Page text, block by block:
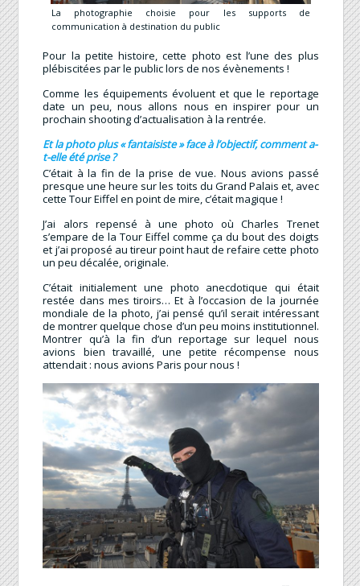
La photographie choisie pour les supports de
communication à destination du public
Pour la petite histoire, cette photo est l’une des plus
plébiscitées par le public lors de nos évènements !
Comme les équipements évoluent et que le reportage
date un peu, nous allons nous en inspirer pour un
prochain shooting d’actualisation à la rentrée.
Et la photo plus « fantaisiste » face à l’objectif, comment a-
t-elle été prise ?
C’était à la fin de la prise de vue. Nous avions passé
presque une heure sur les toits du Grand Palais et, avec
cette Tour Eiffel en point de mire, c’était magique !
J’ai alors repensé à une photo où Charles Trenet
s’empare de la Tour Eiffel comme ça du bout des doigts
et j’ai proposé au tireur point haut de refaire cette photo
un peu décalée, originale.
C’était initialement une photo anecdotique qui était
restée dans mes tiroirs… Et à l’occasion de la journée
mondiale de la photo, j’ai pensé qu’il serait intéressant
de montrer quelque chose d’un peu moins institutionnel.
Montrer qu’à la fin d’un reportage sur lequel nous
avions bien travaillé, une petite récompense nous
attendait : nous avions Paris pour nous !